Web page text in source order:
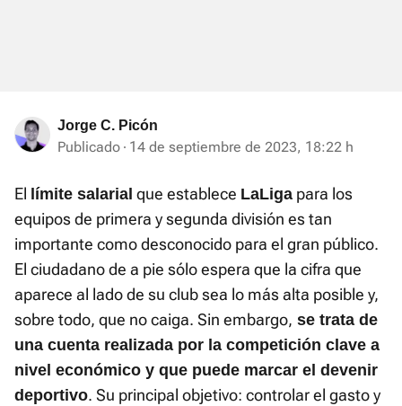
Jorge C. Picón
Publicado 14 de septiembre de 2023, 18:22 h
El límite salarial que establece LaLiga para los
equipos de primera y segunda división es tan
importante como desconocido para el gran público.
El ciudadano de a pie sólo espera que la cifra que
aparece al lado de su club sea lo más alta posible y,
sobre todo, que no caiga. Sin embargo, se trata de
una cuenta realizada por la competición clave a
nivel económico y que puede marcar el devenir
deportivo. Su principal objetivo: controlar el gasto y